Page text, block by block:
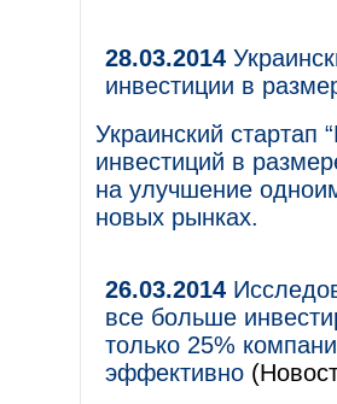
28.03.2014
инвестиции в
Украинский стартап
инвестиций в
на улучшение
новых рынках.
26.03.2014
все больше
только 25%
эффективно